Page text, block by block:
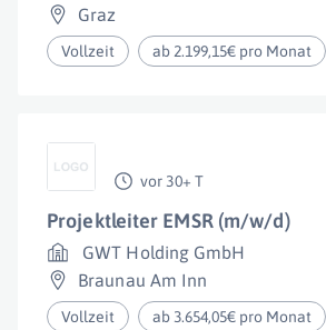
Graz
Vollzeit ab 2.199,15€ pro Monat
vor 30+ T
Projektleiter EMSR (m/w/d)
GWT Holding GmbH
Braunau Am Inn
Vollzeit ab 3.654,05€ pro Monat